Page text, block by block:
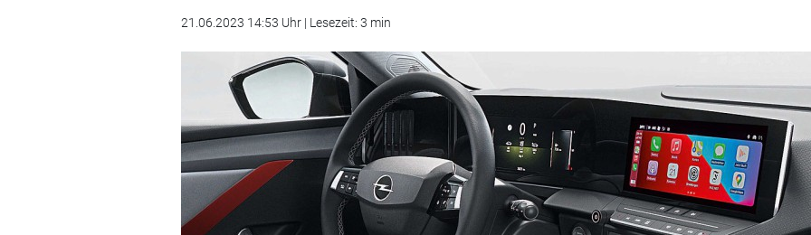
21.06.2023 14:53 Uhr | Lesezeit: 3 min